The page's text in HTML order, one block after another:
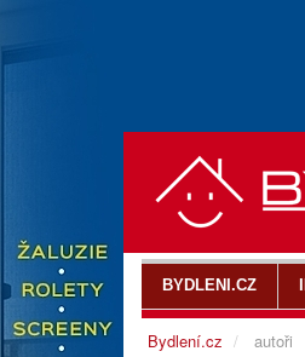
BYDLENI.CZ
Bydlení.cz autoři